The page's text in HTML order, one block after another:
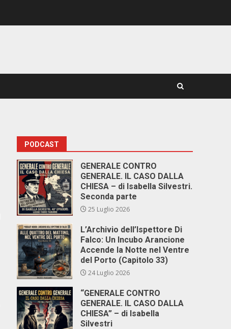
PODCAST
GENERALE CONTRO
GENERALE. IL CASO DALLA
CHIESA – di Isabella Silvestri.
Seconda parte
25 Luglio 2026
L’Archivio dell’Ispettore Di
Falco: Un Incubo Arancione
Accende la Notte nel Ventre
del Porto (Capitolo 33)
24 Luglio 2026
“GENERALE CONTRO
GENERALE. IL CASO DALLA
CHIESA” – di Isabella
Silvestri